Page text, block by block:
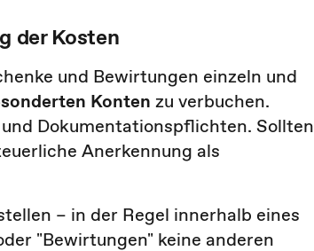
der Kosten
und Bewirtungen einzeln und
Konten zu verbuchen.
Dokumentationspflichten. Sollten
Anerkennung als
– in der Regel innerhalb eines
"Bewirtungen" keine anderen